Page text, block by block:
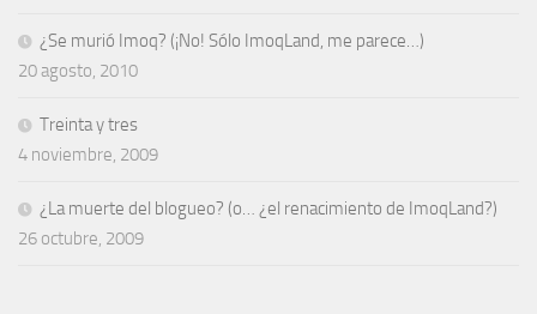
¿Se murió Imoq? (¡No! Sólo ImoqLand, me parece…)
20 agosto, 2010
Treinta y tres
4 noviembre, 2009
¿La muerte del blogueo? (o… ¿el renacimiento de ImoqLand?)
26 octubre, 2009